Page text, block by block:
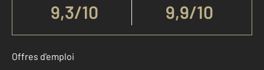
9,3/10 9,9/10
Offres d'emploi